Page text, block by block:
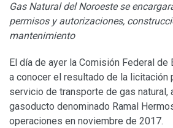
Gas Natural del Noroeste se
permisos y autorizaciones,
mantenimiento
El día de ayer la Comisión Federal de
a conocer el resultado de la licitación
servicio de transporte de gas natural,
gasoducto denominado Ramal
operaciones en noviembre de 2017.